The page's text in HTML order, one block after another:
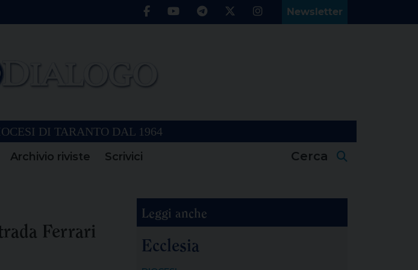
Newsletter
DI TARANTO DAL 1964
Archivio riviste Scrivici Cerca
Ferrari
Leggi anche
Ecclesia